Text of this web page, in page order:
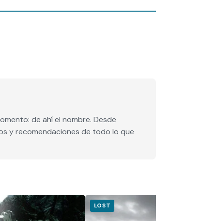
de ahí el nombre. Desde
y recomendaciones de todo lo que
LOST